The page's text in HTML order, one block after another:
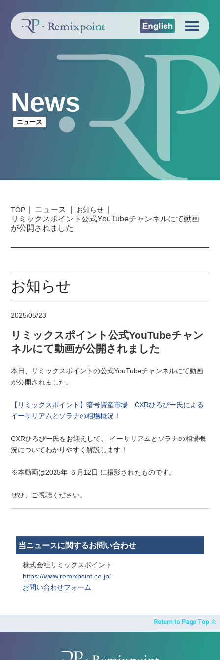
News
ニュース
TOP ニュース お知らせ
リミックスポイント公式YouTubeチャンネルにて動画
が公開されました
お知らせ
2025/05/23
リミックスポイント公式YouTubeチャン
ネルにて動画が公開されました
本日、リミックスポイントの公式YouTubeチャンネルにて動画
が公開されました。
【リミックスポイント】暗号資産市場 CXRひろぴー氏による
イーサリアムとソラナの相場概況！
CXRひろぴー氏をお迎えして、 イーサリアムとソラナの相場概
況についてわかりやすく解説します！
※本動画は2025年 ５月12日 に撮影されたものです。
ぜひ、ご視聴ください。
当ニュースに関するお問い合わせ
株式会社リミックスポイント
https://www.remixpoint.co.jp/
お問い合わせフォーム